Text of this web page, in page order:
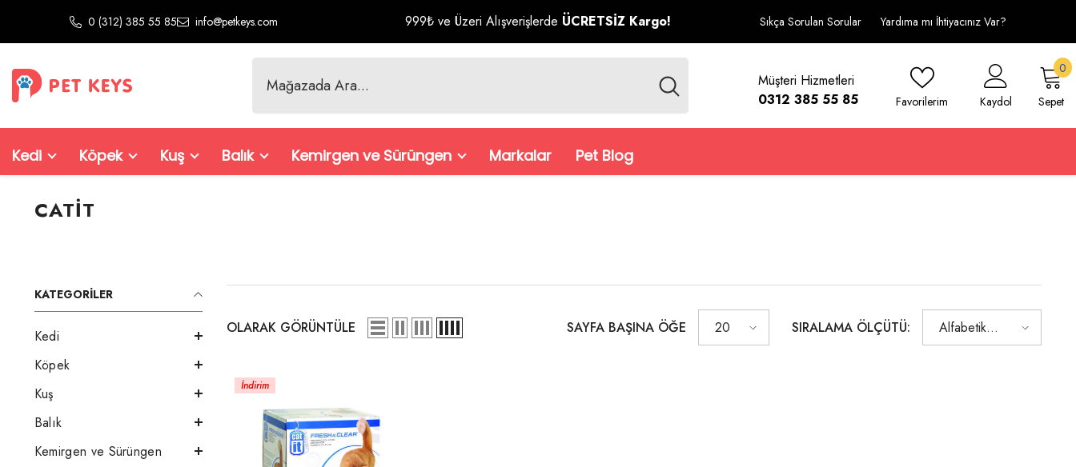
0 (312) 385 55 85 info@petkeys.com 999₺ ve Üzeri Alışverişlerde ÜCRETSİZ Kargo! Sıkça Sorulan Sorular Yardıma mı İhtiyacınız Var?
Müşteri Hizmetleri
0312 385 55 85
Favorilerim Kaydol Sepet
00
Kedi Köpek Kuş Balık Kemirgen ve Sürüngen Markalar Pet Blog
CATIT
KATEGORILER
Kedi
Köpek
Kuş
Balık
Kemirgen ve Sürüngen
OLARAK GÖRÜNTÜLE SAYFA BAŞINA ÖĞE 20 SIRALAMA ÖLÇÜTÜ:
Alfabetik
olarak, A-Z
İndirim